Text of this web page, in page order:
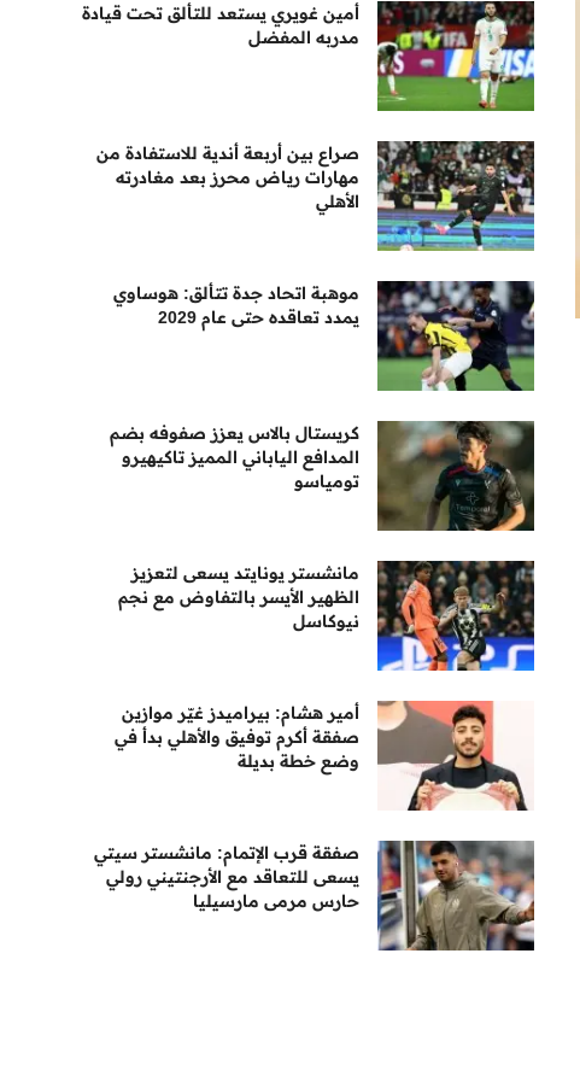
أمين غويري يستعد للتألق تحت قيادة
مدربه المفضل
صراع بين أربعة أندية للاستفادة من
مهارات رياض محرز بعد مغادرته
الأهلي
موهبة اتحاد جدة تتألق: هوساوي
يمدد تعاقده حتى عام 2029
كريستال بالاس يعزز صفوفه بضم
المدافع الياباني المميز تاكيهيرو
تومياسو
مانشستر يونايتد يسعى لتعزيز
الظهير الأيسر بالتفاوض مع نجم
نيوكاسل
أمير هشام: بيراميدز غيّر موازين
صفقة أكرم توفيق والأهلي بدأ في
وضع خطة بديلة
صفقة قرب الإتمام: مانشستر سيتي
يسعى للتعاقد مع الأرجنتيني رولي
حارس مرمى مارسيليا